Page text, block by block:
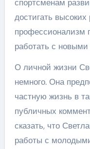
спортсменам
достигать
профессионализм
работать с
О личной жизни
немного. Она
частную жизнь в
публичных
сказать, что
работы с